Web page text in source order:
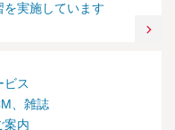
実施しています
ビス
、雑誌
案内